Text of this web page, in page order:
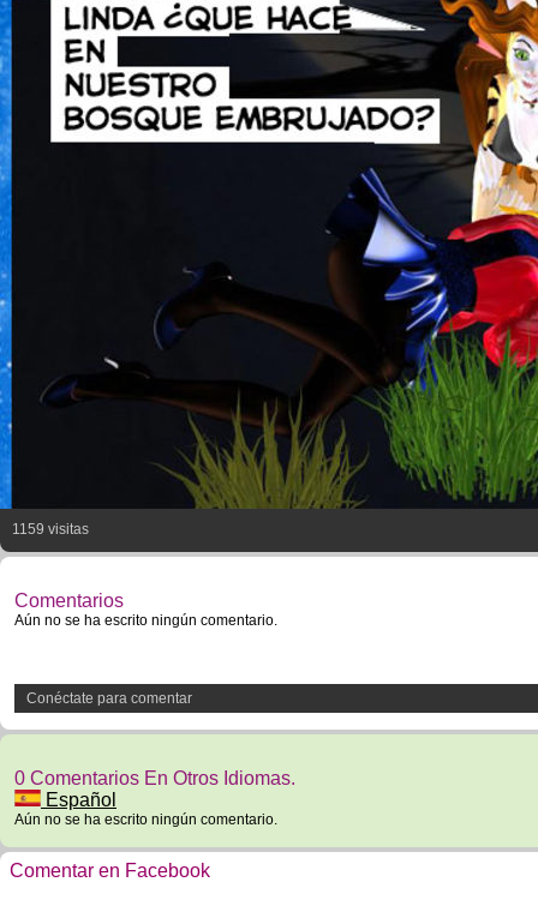
1159 visitas
Comentarios
Aún no se ha escrito ningún comentario.
Conéctate para comentar
0 Comentarios En Otros Idiomas.
Español
Aún no se ha escrito ningún comentario.
Comentar en Facebook